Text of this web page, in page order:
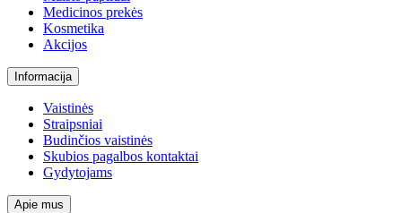
Medicinos prekės
Kosmetika
Akcijos
Informacija
Vaistinės
Straipsniai
Budinčios vaistinės
Skubios pagalbos kontaktai
Gydytojams
Apie mus